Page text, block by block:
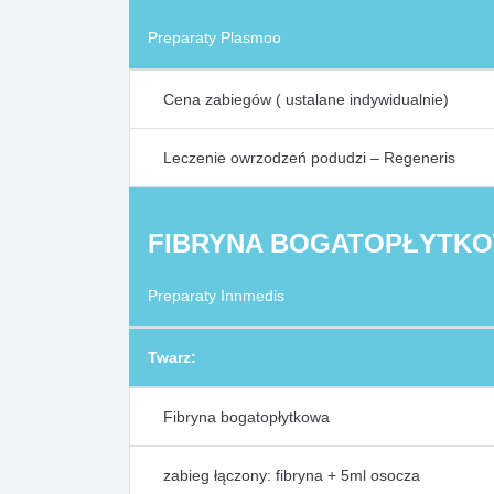
Preparaty Plasmoo
Cena zabiegów ( ustalane indywidualnie)
Leczenie owrzodzeń podudzi – Regeneris
FIBRYNA
Preparaty Innmedis
Twarz:
Fibryna bogatopłytkowa
zabieg łączony: fibryna + 5ml osocza